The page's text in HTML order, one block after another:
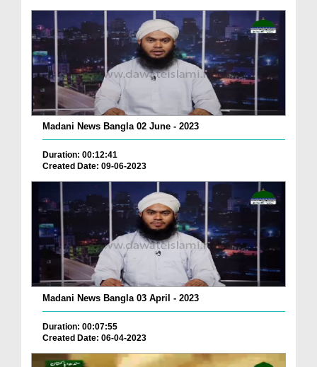
Madani News Bangla 02 June - 2023
Duration: 00:12:41
Created Date: 09-06-2023
Madani News Bangla 03 April - 2023
Duration: 00:07:55
Created Date: 06-04-2023